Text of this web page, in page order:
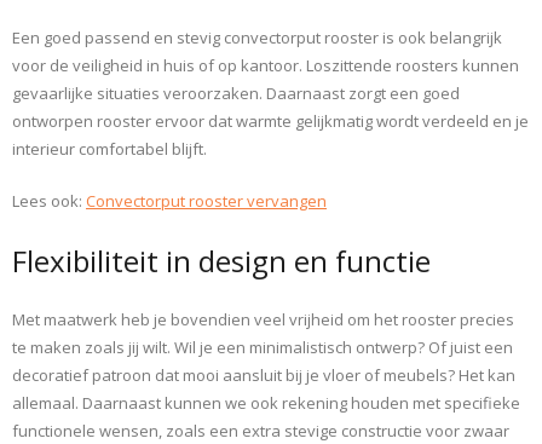
Een goed passend en stevig convectorput rooster is ook belangrijk
voor de veiligheid in huis of op kantoor. Loszittende roosters kunnen
gevaarlijke situaties veroorzaken. Daarnaast zorgt een goed
ontworpen rooster ervoor dat warmte gelijkmatig wordt verdeeld en je
interieur comfortabel blijft.
Lees ook: Convectorput rooster vervangen
Flexibiliteit in design en functie
Met maatwerk heb je bovendien veel vrijheid om het rooster precies
te maken zoals jij wilt. Wil je een minimalistisch ontwerp? Of juist een
decoratief patroon dat mooi aansluit bij je vloer of meubels? Het kan
allemaal. Daarnaast kunnen we ook rekening houden met specifieke
functionele wensen, zoals een extra stevige constructie voor zwaar